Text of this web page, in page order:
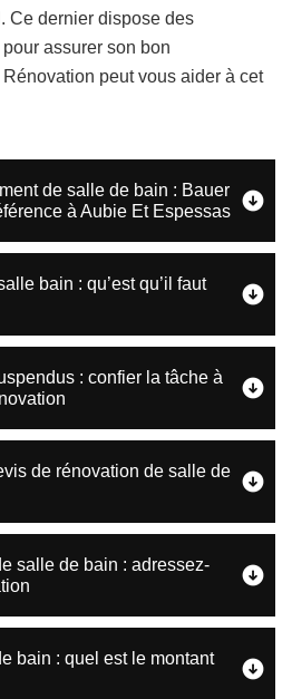
Ce dernier dispose des
assurer son bon
peut vous aider à cet
de salle de bain : Bauer
à Aubie Et Espessas
bain : qu’est qu’il faut
: confier la tâche à
de rénovation de salle de
salle de bain : adressez-
bain : quel est le montant